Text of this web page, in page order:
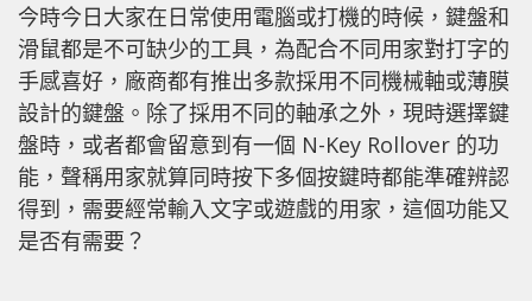
今時今日大家在日常使用電腦或打機的時候，鍵盤和
滑鼠都是不可缺少的工具，為配合不同用家對打字的
手感喜好，廠商都有推出多款採用不同機械軸或薄膜
設計的鍵盤。除了採用不同的軸承之外，現時選擇鍵
盤時，或者都會留意到有一個 N-Key Rollover 的功
能，聲稱用家就算同時按下多個按鍵時都能準確辨認
得到，需要經常輸入文字或遊戲的用家，這個功能又
是否有需要？